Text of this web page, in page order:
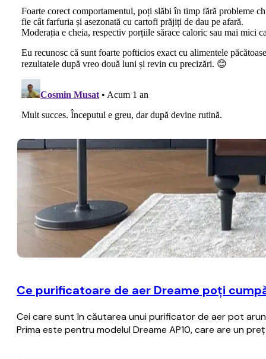
Ce purificatoare de aer Dreame poți
Cei care sunt în căutarea unui purificator de aer pot
Prima este pentru modelul Dreame AP10, care are un